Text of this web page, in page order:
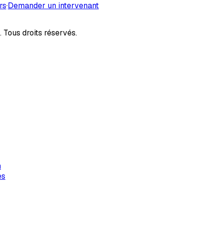
·Demander un intervenant
droits réservés.